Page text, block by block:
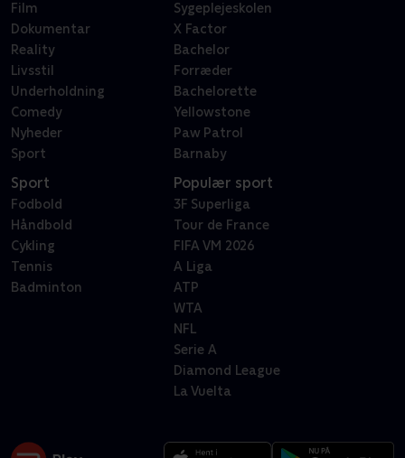
Film
Dokumentar
Reality
Livsstil
Underholdning
Comedy
Nyheder
Sport
Sygeplejeskolen
X Factor
Bachelor
Forræder
Bachelorette
Yellowstone
Paw Patrol
Barnaby
Sport
Fodbold
Håndbold
Cykling
Tennis
Badminton
Populær sport
3F Superliga
Tour de France
FIFA VM 2026
A Liga
ATP
WTA
NFL
Serie A
Diamond League
La Vuelta